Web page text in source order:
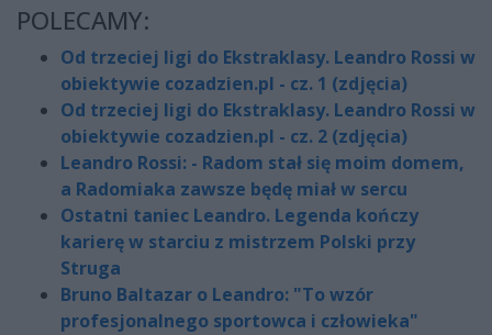
POLECAMY:
Od trzeciej ligi do Ekstraklasy. Leandro Rossi w
obiektywie cozadzien.pl - cz. 1 (zdjęcia)
Od trzeciej ligi do Ekstraklasy. Leandro Rossi w
obiektywie cozadzien.pl - cz. 2 (zdjęcia)
Leandro Rossi: - Radom stał się moim domem,
a Radomiaka zawsze będę miał w sercu
Ostatni taniec Leandro. Legenda kończy
karierę w starciu z mistrzem Polski przy
Struga
Bruno Baltazar o Leandro: "To wzór
profesjonalnego sportowca i człowieka"